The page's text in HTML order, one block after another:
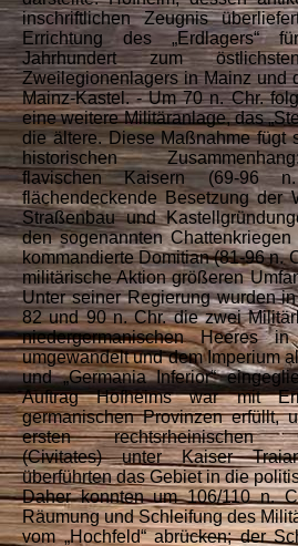
inschriftlichen Zeugnis
Errichtung des „Erdlagers“
Jahrhundert zum
Zweilegionenlagers in Mainz und
Mainz-Kastel. - Um 70 n. Chr.
eine weitere Militäranlage, das
die ältere. Diese Maßnahme fügt
historischen
flavischenKaisern (69-96
flächendeckende Besetzung der
Straßenbau und
den sogenannten
kommandierte Domitian (81-96 n.
militärische Aktion größeren
Unter seiner Regierung wurden
82 und 90 n. Chr. die zwei
niedergermanischen Heeres
umgewandelt und dem Imperium
und „Germania Inferior“
Auftrag Hofheims war mit
germanischen Provinzen erfüllt,
ersten rechtsrheinischen
(Civitates) unter Kaiser
überführten das Gebiet in die
Daher konnten um 106/110 n.
Räumung und Schleifung des
vom „Hochfeld“ abrücken; der